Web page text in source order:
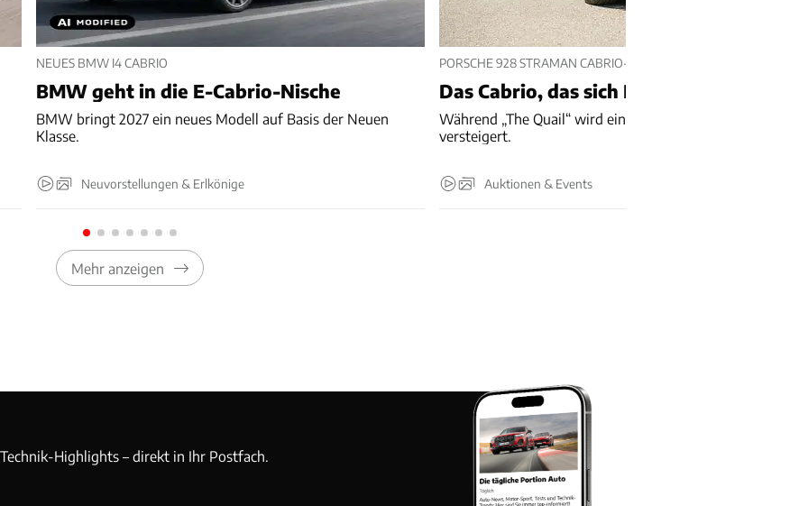
NEUES BMW I4 CABRIO
BMW geht in die E-Cabrio-Nische
BMW bringt 2027 ein neues Modell auf Basis der Neuen
Klasse.
Neuvorstellungen & Erlkönige
PORSCHE 928 STRAMAN CABRIO-UMBAU
Das Cabrio, das sich Porsche nicht traute
Während „The Quail“ wird ein Porsche 928 Cabriolet
versteigert.
Auktionen & Events
Mehr anzeigen
Highlights – direkt in Ihr Postfach.